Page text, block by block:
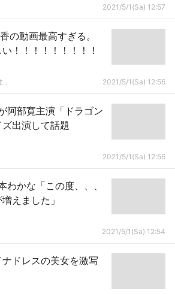
2021/5/1(Sa) 12:57
の動画最高すぎる。
！！！！！！！！！
2021/5/1(Sa) 12:56
阿部寛主演「ドラゴン
出演して話題
2021/5/1(Sa) 12:56
わかな「この度、、、
えました」
2021/5/1(Sa) 12:54
ドレスの美女を激写